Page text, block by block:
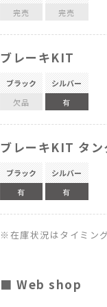
完売 完売
ブレーキKIT
ブラック
欠品
シルバー
有
ブレーキKIT タン
ブラック
有
シルバー
有
※在庫状況はタイミン
■ Web shop